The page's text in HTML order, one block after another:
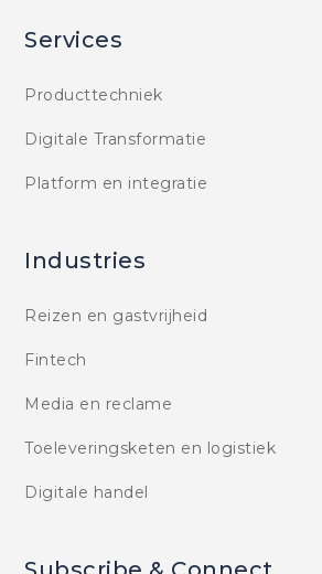
Services
Producttechniek
Digitale Transformatie
Platform en integratie
Industries
Reizen en gastvrijheid
Fintech
Media en reclame
Toeleveringsketen en logistiek
Digitale handel